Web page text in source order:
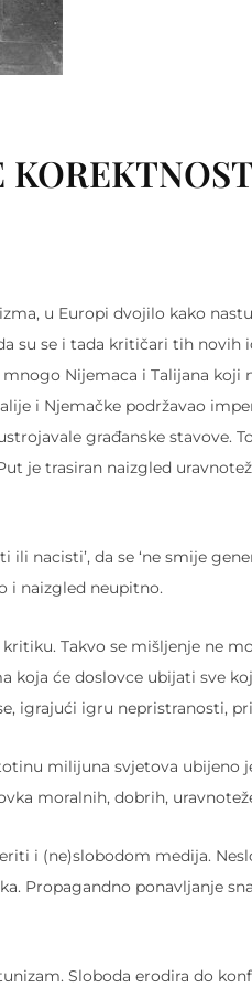
u Europi dvojilo kako
su se i tada kritičari tih novih
Nijemaca i Talijana koji
i Njemačke podržavao
građanske stavove.
je trasiran naizgled
nacisti’, da se ‘ne smije
i naizgled neupitno.
Takvo se mišljenje ne
će doslovce ubijati sve
igrajući igru nepristranosti,
milijuna svjetova ubijeno
moralnih, dobrih,
i (ne)slobodom medija.
Propagandno ponavljanje
Sloboda erodira do